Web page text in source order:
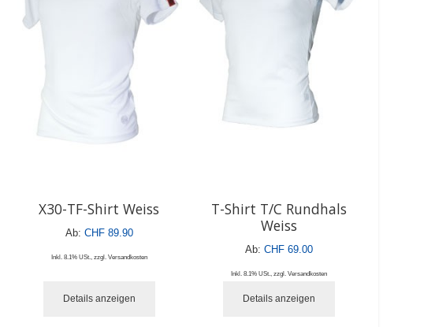
X30-TF-Shirt Weiss
Ab: CHF 89.90
Inkl. 8.1% USt. zzgl. Versandkosten
Details anzeigen
T-Shirt T/C Rundhals
Weiss
Ab: CHF 69.00
Inkl. 8.1% USt. zzgl. Versandkosten
Details anzeigen